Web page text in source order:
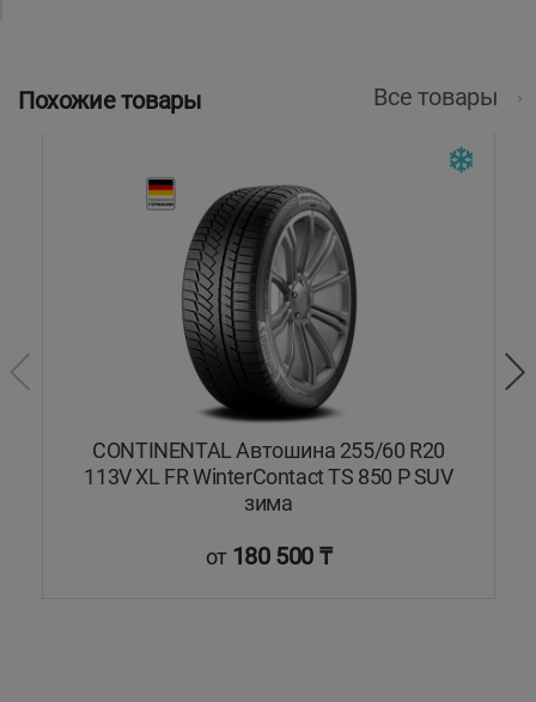
Похожие товары Все товары
CONTINENTAL Автошина 255/60 R20
113V XL FR WinterContact TS 850 P SUV
зима
от 180 500 ₸